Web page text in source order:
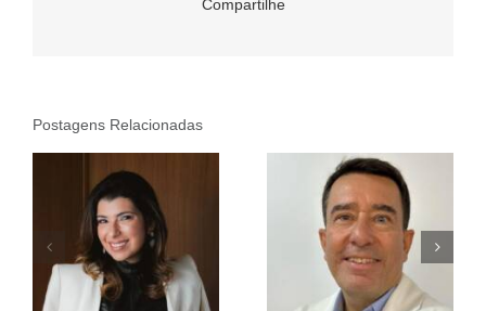
Compartilhe
Postagens Relacionadas